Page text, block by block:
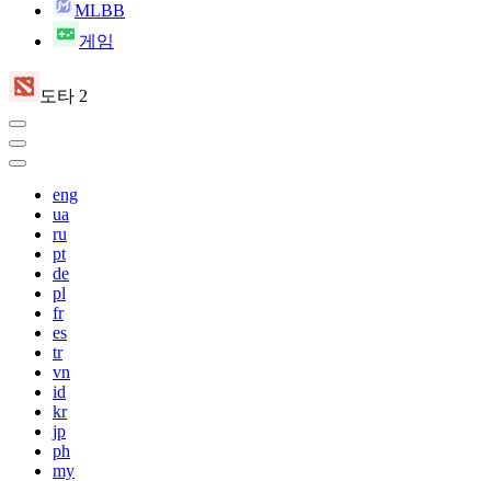
MLBB
게임
도타 2
eng
ua
ru
pt
de
pl
fr
es
tr
vn
id
kr
jp
ph
my